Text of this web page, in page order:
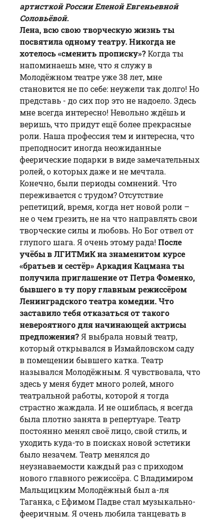
артисткой России Еленой Евгеньевной
Соловьёвой.
Лена, всю свою творческую жизнь ты
посвятила одному театру. Никогда не
хотелось «сменить прописку»?Когда ты
напоминаешь мне, что я служу в
Молодёжном театре уже 38 лет, мне
становится не по себе: неужели так долго! Но
представь - до сих пор это не надоело. Здесь
мне всегда интересно! Невольно ждёшь и
веришь, что придут ещё более прекрасные
роли. Наша профессия тем и интересна, что
преподносит иногда неожиданные
феерические подарки в виде замечательных
ролей, о которых даже и не мечтала.
Конечно, были периоды сомнений. Что
переживается с трудом? Отсутствие
репетиций, время, когда нет новой роли –
не о чем грезить, не на что направлять свои
творческие силы и любовь. Но Бог отвел от
глупого шага. Я очень этому рада! После
учёбы в ЛГИТМиК на знаменитом курсе
«братьев и сестёр» Аркадия Кацмана ты
получила приглашение от Петра Фоменко,
бывшего в ту пору главным режиссёром
Ленинградского театра комедии. Что
заставило тебя отказаться от такого
невероятного для начинающей актрисы
предложения?Я выбрала новый театр,
который открывался в Измайловском саду
в помещении бывшего катка. Театр
назывался Молодёжным. Я чувствовала, что
здесь у меня будет много ролей, много
театральной работы, которой я тогда
страстно жаждала. И не ошиблась, я всегда
была плотно занята в репертуаре. Театр
постоянно менял своё лицо, свой стиль, и
уходить куда-то в поисках новой эстетики
было незачем. Театр менялся до
неузнаваемости каждый раз с приходом
нового главного режиссёра. С Владимиром
Мальщицким Молодёжный был а-ля
Таганка, с Ефимом Падве стал музыкально-
фееричным. Я очень любила танцевать в